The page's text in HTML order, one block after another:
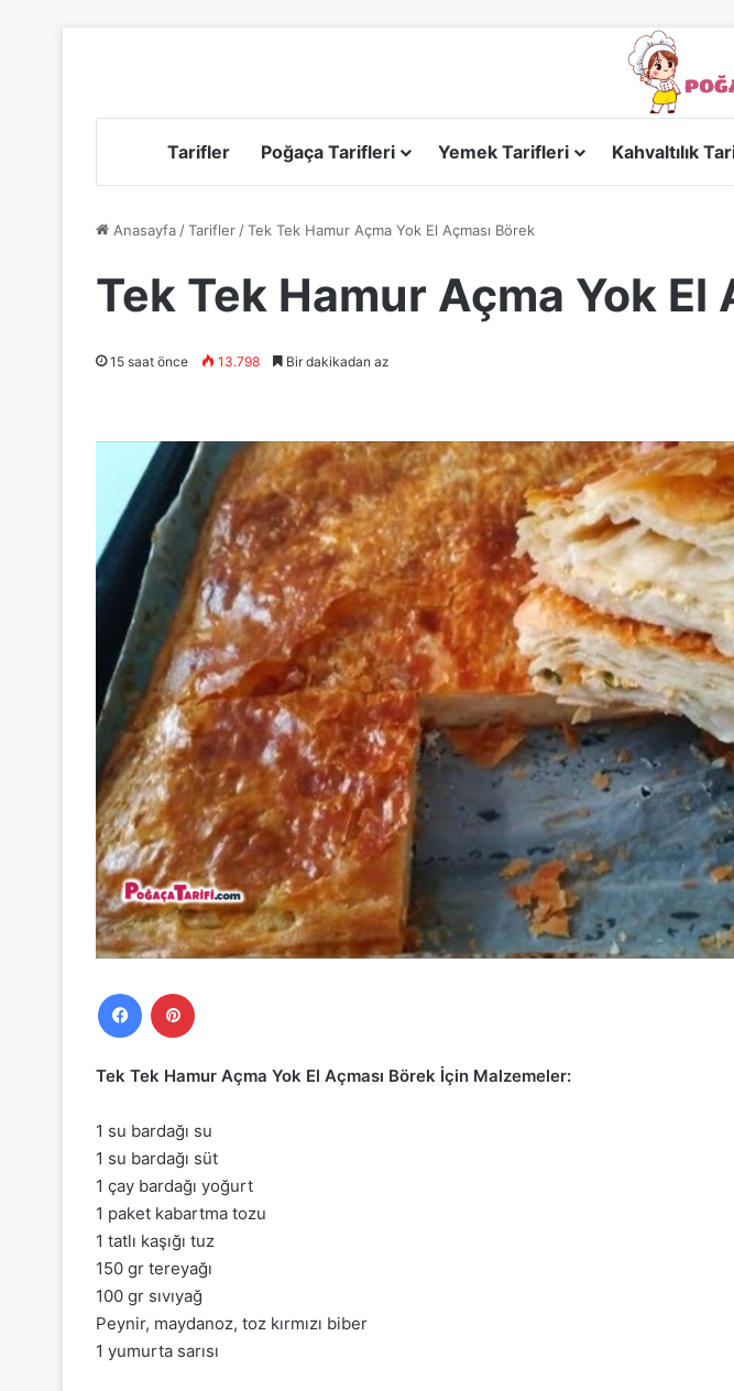
Tarifler Poğaça Tarifleri Yemek Tarifleri Kahvaltılık
Anasayfa /Tarifler /Tek Tek Hamur Açma Yok El Açması Börek
Tek Tek Hamur Açma Yok El
15 saat önce 13.798 Bir dakikadan az
Facebook
Tek Tek Hamur Açma Yok El Açması Börek İçin Malzemeler:
1 su bardağı su
1 su bardağı süt
1 çay bardağı yoğurt
1 paket kabartma tozu
1 tatlı kaşığı tuz
150 gr tereyağı
100 gr sıvıyağ
Peynir, maydanoz, toz kırmızı biber
1 yumurta sarısı